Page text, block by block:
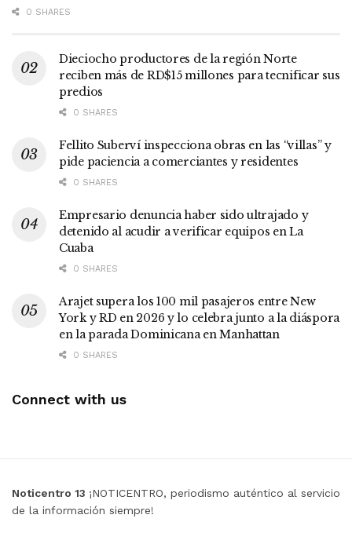
0 SHARES
Dieciocho productores de la región Norte
reciben más de RD$15 millones para tecnificar sus
predios
0 SHARES
Fellito Suberví inspecciona obras en las “villas” y
pide paciencia a comerciantes y residentes
0 SHARES
Empresario denuncia haber sido ultrajado y
detenido al acudir a verificar equipos en La
Cuaba
0 SHARES
Arajet supera los 100 mil pasajeros entre New
York y RD en 2026 y lo celebra junto a la diáspora
en la parada Dominicana en Manhattan
0 SHARES
Connect with us
Noticentro 13 ¡NOTICENTRO, periodismo auténtico al servicio
de la información siempre!